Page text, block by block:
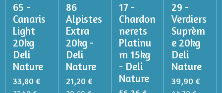
65 -
Canaris
Light
20kg
Deli
Nature
33,80 €
86
Alpistes
Extra
20kg -
Deli
Nature
21,20 €
17 -
Chardon
nerets
Platinu
m 15kg
- Deli
Nature
29 -
Verdiers
Suprèm
e 20kg
Deli
Nature
39,90 €